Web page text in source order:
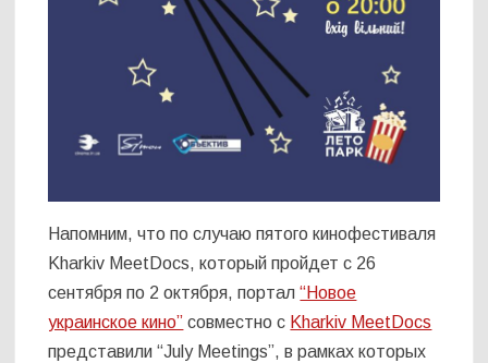
Напомним, что по случаю пятого кинофестиваля
Kharkiv MeetDocs, который пройдет с 26
сентября по 2 октября, портал“Новое
украинское кино” совместно с Kharkiv MeetDocs
представили “July Meetings”, в рамках которых